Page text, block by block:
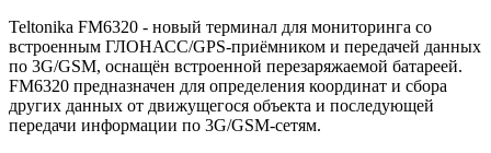
Teltonika FM6320 - новый терминал для мониторинга со
встроенным ГЛОНАСС/GPS-приёмником и передачей данных
по 3G/GSM, оснащён встроенной перезаряжаемой батареей.
FM6320 предназначен для определения координат и сбора
других данных от движущегося объекта и последующей
передачи информации по 3G/GSM-сетям.